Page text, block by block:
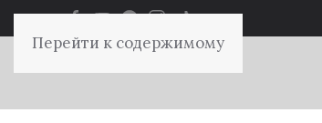
Перейти к содержимому